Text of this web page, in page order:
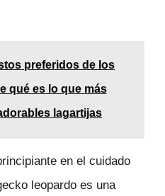
preferidos de los
qué es lo que más
lagartijas
en el cuidado
leopardo es una